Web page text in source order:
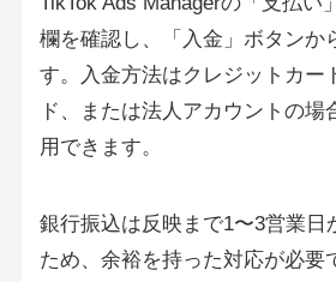
欄を確認し、「入金」ボタンか
す。入金方法はクレジットカー
ド、または法人アカウントの場
用できます。
銀行振込は反映まで1〜3営業日
ため、余裕を持った対応が必要